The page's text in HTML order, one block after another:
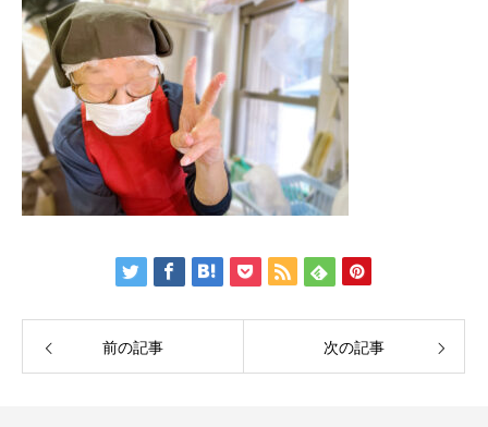
前の記事 次の記事